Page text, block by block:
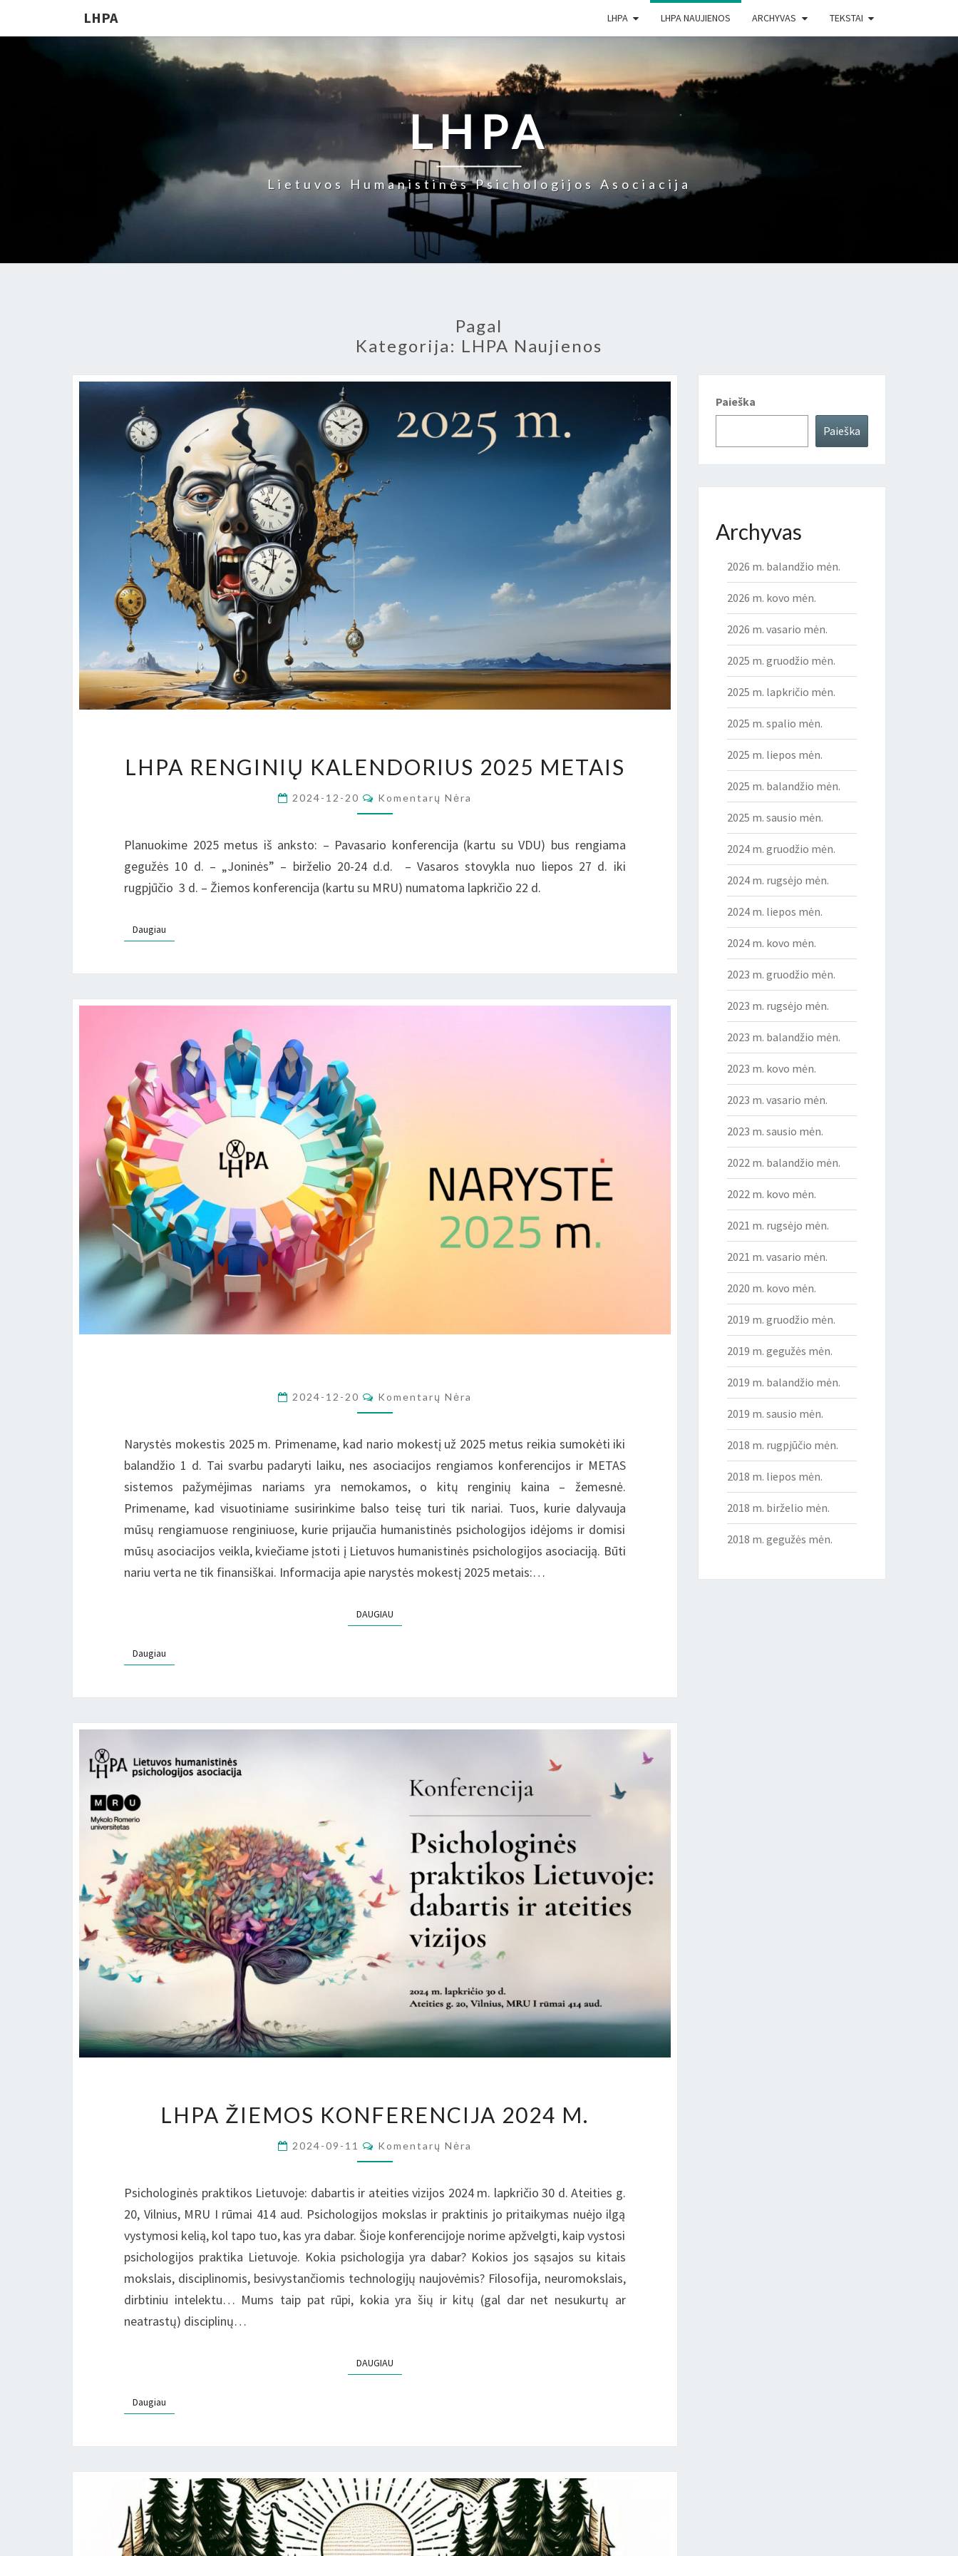
LHPA LHPA LHPA NAUJIENOS ARCHYVAS TEKSTAI
LHPA
Lietuvos Humanistinės Psichologijos Asociacija
Pagal
Kategorija: LHPA Naujienos
RENGINIŲ
KALENDORIUS
2025
LHPA RENGINIŲ KALENDORIUS 2025 METAIS
2024-12-20 Komentarai
Komentarų Nėra
Planuokime 2025 metus iš anksto: – Pavasario konferencija (kartu su VDU) bus rengiama
gegužės 10 d. – „Joninės” – birželio 20-24 d.d. – Vasaros stovykla nuo liepos 27 d. iki
rugpjūčio 3 d. – Žiemos konferencija (kartu su MRU) numatoma lapkričio 22 d.
Daugiau
2024-12-20 Komentarai
Komentarų Nėra
Narystės mokestis 2025 m. Primename, kad nario mokestį už 2025 metus reikia sumokėti iki
balandžio 1 d. Tai svarbu padaryti laiku, nes asociacijos rengiamos konferencijos ir METAS
sistemos pažymėjimas nariams yra nemokamos, o kitų renginių kaina – žemesnė.
Primename, kad visuotiniame susirinkime balso teisę turi tik nariai. Tuos, kurie dalyvauja
mūsų rengiamuose renginiuose, kurie prijaučia humanistinės psichologijos idėjoms ir domisi
mūsų asociacijos veikla, kviečiame įstoti į Lietuvos humanistinės psichologijos asociaciją. Būti
nariu verta ne tik finansiškai. Informacija apie narystės mokestį 2025 metais:…
DAUGIAUDAUGIAU
Daugiau
ŽIEMOS
KONFERENCIJA
2024
LHPA ŽIEMOS KONFERENCIJA 2024 M.
2024-09-11 Komentarai
Komentarų Nėra
Psichologinės praktikos Lietuvoje: dabartis ir ateities vizijos 2024 m. lapkričio 30 d. Ateities g.
20, Vilnius, MRU I rūmai 414 aud. Psichologijos mokslas ir praktinis jo pritaikymas nuėjo ilgą
vystymosi kelią, kol tapo tuo, kas yra dabar. Šioje konferencijoje norime apžvelgti, kaip vystosi
psichologijos praktika Lietuvoje. Kokia psichologija yra dabar? Kokios jos sąsajos su kitais
mokslais, disciplinomis, besivystančiomis technologijų naujovėmis? Filosofija, neuromokslais,
dirbtiniu intelektu… Mums taip pat rūpi, kokia yra šių ir kitų (gal dar net nesukurtų ar
neatrastų) disciplinų…
DAUGIAUDAUGIAU
Daugiau
Paieška
Paieška
Archyvas
2026 m. balandžio mėn.
2026 m. kovo mėn.
2026 m. vasario mėn.
2025 m. gruodžio mėn.
2025 m. lapkričio mėn.
2025 m. spalio mėn.
2025 m. liepos mėn.
2025 m. balandžio mėn.
2025 m. sausio mėn.
2024 m. gruodžio mėn.
2024 m. rugsėjo mėn.
2024 m. liepos mėn.
2024 m. kovo mėn.
2023 m. gruodžio mėn.
2023 m. rugsėjo mėn.
2023 m. balandžio mėn.
2023 m. kovo mėn.
2023 m. vasario mėn.
2023 m. sausio mėn.
2022 m. balandžio mėn.
2022 m. kovo mėn.
2021 m. rugsėjo mėn.
2021 m. vasario mėn.
2020 m. kovo mėn.
2019 m. gruodžio mėn.
2019 m. gegužės mėn.
2019 m. balandžio mėn.
2019 m. sausio mėn.
2018 m. rugpjūčio mėn.
2018 m. liepos mėn.
2018 m. birželio mėn.
2018 m. gegužės mėn.